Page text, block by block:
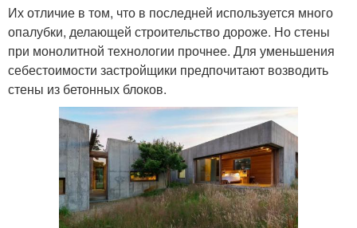
Их отличие в том, что в последней используется много
опалубки, делающей строительство дороже. Но стены
при монолитной технологии прочнее. Для уменьшения
себестоимости застройщики предпочитают возводить
стены из бетонных блоков.